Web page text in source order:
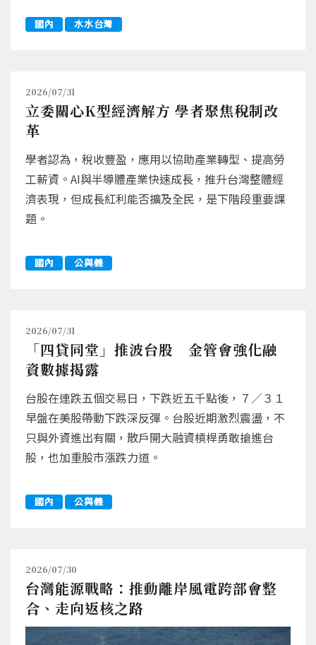
國內 水水台灣
2026/07/31
立委關心K型經濟解方 學者聚焦稅制改
革
學者認為，稅收豐盈，應用以協助產業轉型、提高勞
工薪資。AI與半導體產業快速成長，推升台灣整體經
濟表現，但成長紅利能否擴及全民，是下階段重要課
題。
國內 公與義
2026/07/31
「四貸同堂」推波台股 金管會強化融
資數據揭露
台股在連跌五個交易日，下跌近五千點後，７／３１
早盤在美股帶動下跌深反彈。台股近期激烈震盪，不
只與外資進出有關，散戶開大融資槓桿勇敢搶進台
股，也加重股市漲跌力道。
國內 公與義
2026/07/30
台灣能源戰略：推動離岸風電跨部會整
合、走向返核之路